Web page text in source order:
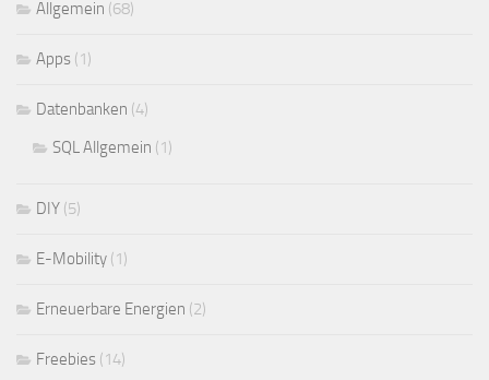
Allgemein (68)
Apps (1)
Datenbanken (4)
SQL Allgemein (1)
DIY (5)
E-Mobility (1)
Erneuerbare Energien (2)
Freebies (14)